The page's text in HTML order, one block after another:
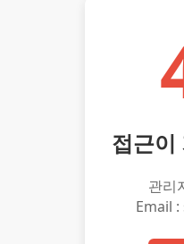
접근이
관리
Email